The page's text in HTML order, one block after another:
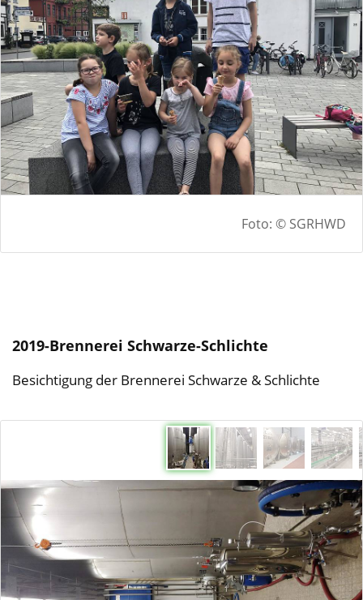
Foto: © SGRHWD
2019-Brennerei Schwarze-Schlichte
Besichtigung der Brennerei Schwarze & Schlichte